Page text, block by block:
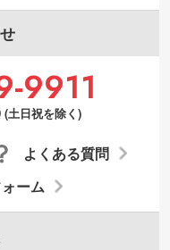
9911
土日祝を除く)
ーム
よくある質問